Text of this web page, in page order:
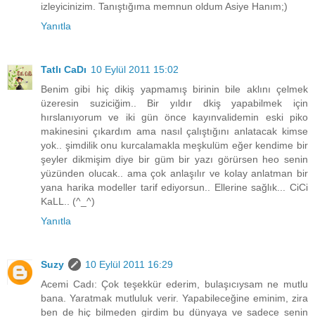
izleyicinizim. Tanıştığıma memnun oldum Asiye Hanım;)
Yanıtla
Tatlı CaDı 10 Eylül 2011 15:02
Benim gibi hiç dikiş yapmamış birinin bile aklını çelmek
üzeresin suziciğim.. Bir yıldır dkiş yapabilmek için
hırslanıyorum ve iki gün önce kayınvalidemin eski piko
makinesini çıkardım ama nasıl çalıştığını anlatacak kimse
yok.. şimdilik onu kurcalamakla meşkulüm eğer kendime bir
şeyler dikmişim diye bir güm bir yazı görürsen heo senin
yüzünden olucak.. ama çok anlaşılır ve kolay anlatman bir
yana harika modeller tarif ediyorsun.. Ellerine sağlık... CiCi
KaLL.. (^_^)
Yanıtla
Suzy
10 Eylül 2011 16:29
Acemi Cadı: Çok teşekkür ederim, bulaşıcıysam ne mutlu
bana. Yaratmak mutluluk verir. Yapabileceğine eminim, zira
ben de hiç bilmeden girdim bu dünyaya ve sadece senin